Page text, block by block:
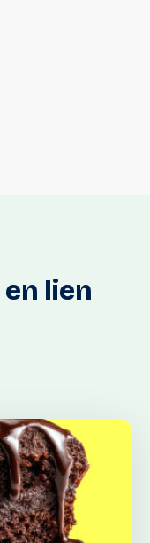
en lien